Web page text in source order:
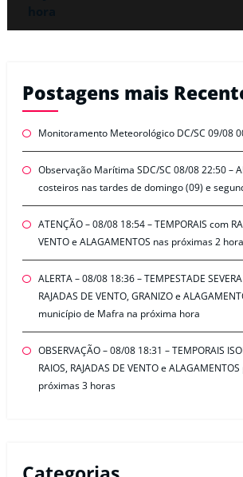
Postagens mais
Monitoramento Meteorológico DC/SC 09/08
Observação Marítima SDC/SC 08/08 22:50 –
costeiros nas tardes de domingo (09) e
ATENÇÃO – 08/08 18:54 – TEMPORAIS com
VENTO e ALAGAMENTOS nas próximas 2
ALERTA – 08/08 18:36 – TEMPESTADE
RAJADAS DE VENTO, GRANIZO e
município de Mafra na próxima hora
OBSERVAÇÃO – 08/08 18:31 – TEMPORAIS
RAIOS, RAJADAS DE VENTO e
próximas 3 horas